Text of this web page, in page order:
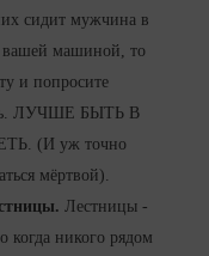
сидит мужчина в
вашей машиной, то
и попросите
ЛУЧШЕ БЫТЬ В
(И уж точно
мёртвой).
Лестницы -
когда никого рядом